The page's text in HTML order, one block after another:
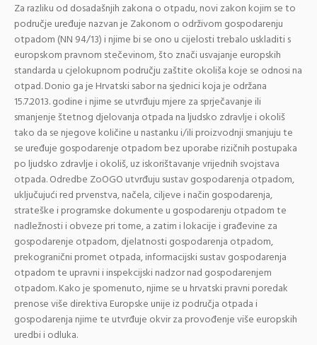
Za razliku od dosadašnjih zakona o otpadu, novi zakon kojim se to
područje uređuje nazvan je Zakonom o održivom gospodarenju
otpadom (NN 94/13) i njime bi se ono u cijelosti trebalo uskladiti s
europskom pravnom stečevinom, što znači usvajanje europskih
standarda u cjelokupnom području zaštite okoliša koje se odnosi na
otpad. Donio ga je Hrvatski sabor na sjednici koja je održana
15.7.2013. godine i njime se utvrđuju mjere za sprječavanje ili
smanjenje štetnog djelovanja otpada na ljudsko zdravlje i okoliš
tako da se njegove količine u nastanku i/ili proizvodnji smanjuju te
se uređuje gospodarenje otpadom bez uporabe rizičnih postupaka
po ljudsko zdravlje i okoliš, uz iskorištavanje vrijednih svojstava
otpada. Odredbe ZoOGO utvrđuju sustav gospodarenja otpadom,
uključujući red prvenstva, načela, ciljeve i način gospodarenja,
strateške i programske dokumente u gospodarenju otpadom te
nadležnosti i obveze pri tome, a zatim i lokacije i građevine za
gospodarenje otpadom, djelatnosti gospodarenja otpadom,
prekogranični promet otpada, informacijski sustav gospodarenja
otpadom te upravni i inspekcijski nadzor nad gospodarenjem
otpadom. Kako je spomenuto, njime se u hrvatski pravni poredak
prenose više direktiva Europske unije iz područja otpada i
gospodarenja njime te utvrđuje okvir za provođenje više europskih
uredbi i odluka.